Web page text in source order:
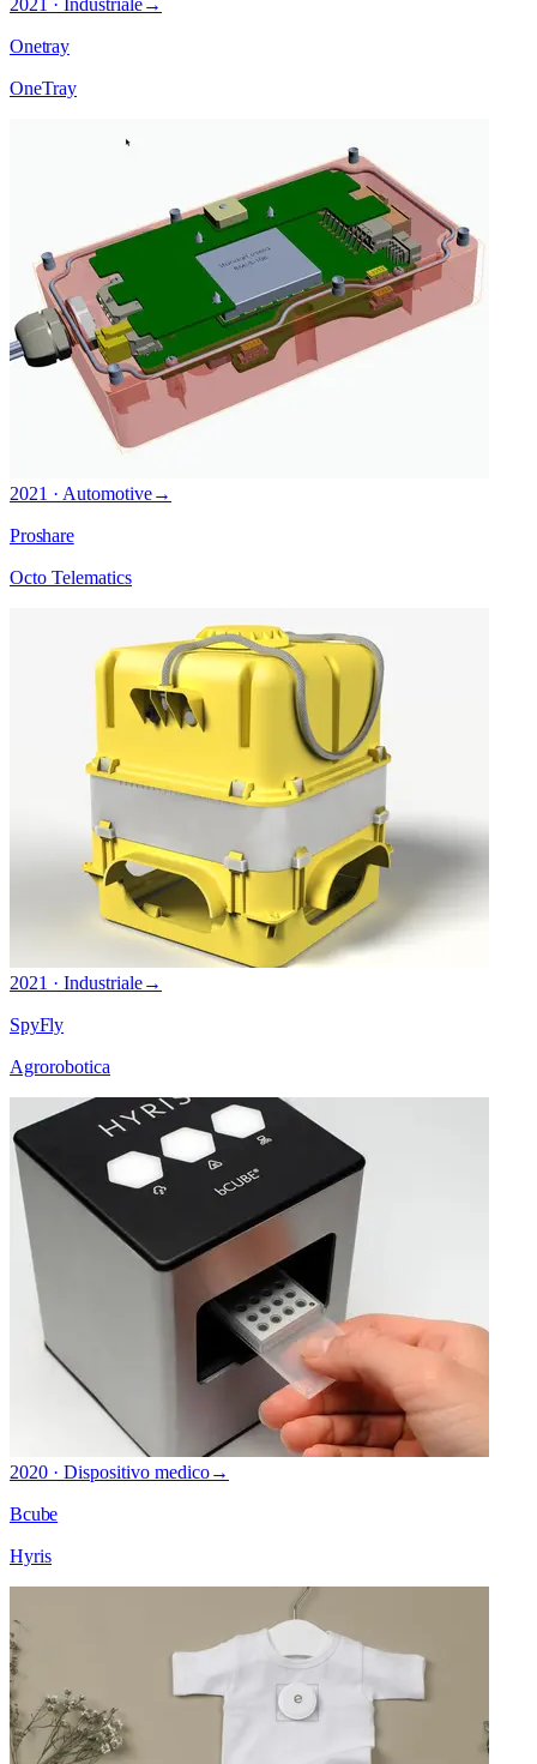
2021 · Industriale→
Onetray
OneTray
2021 · Automotive→
Proshare
Octo Telematics
2021 · Industriale→
SpyFly
Agrorobotica
2020 · Dispositivo medico→
Bcube
Hyris